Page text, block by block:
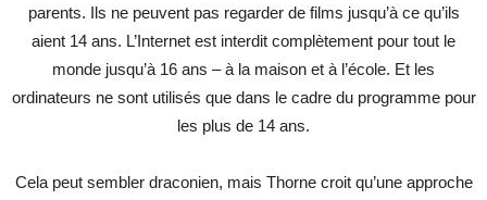
parents. Ils ne peuvent pas regarder de films jusqu’à ce qu’ils
aient 14 ans. L’Internet est interdit complètement pour tout le
monde jusqu’à 16 ans – à la maison et à l’école. Et les
ordinateurs ne sont utilisés que dans le cadre du programme pour
les plus de 14 ans.
Cela peut sembler draconien, mais Thorne croit qu’une approche